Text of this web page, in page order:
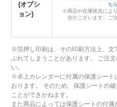
(オプシ
ョン)
ち
※商品や在庫状況によ
合がございます。ご
※箔押し印刷は、その印刷方法上、文
ぶれてしまうことがあります。 ご注
い。
※卓上カレンダーに付属の保護シート
おります。 そのため、保護シートの
ことができかねます。
また商品によっては保護シートの付